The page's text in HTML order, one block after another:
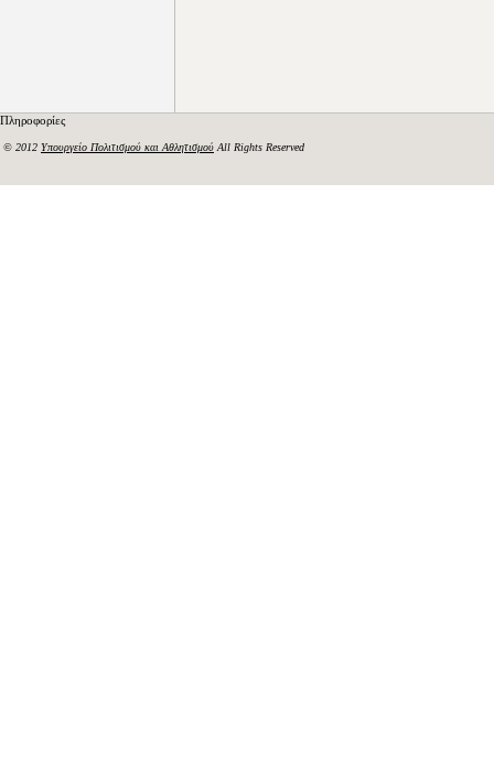
Πληροφορίες
© 2012 Υπουργείο Πολιτισμού και Αθλητισμού All Rights Reserved